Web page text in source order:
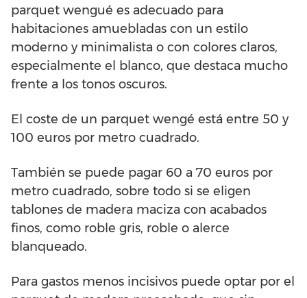
parquet wengué es adecuado para
habitaciones amuebladas con un estilo
moderno y minimalista o con colores claros,
especialmente el blanco, que destaca mucho
frente a los tonos oscuros.
El coste de un parquet wengé está entre 50 y
100 euros por metro cuadrado.
También se puede pagar 60 a 70 euros por
metro cuadrado, sobre todo si se eligen
tablones de madera maciza con acabados
finos, como roble gris, roble o alerce
blanqueado.
Para gastos menos incisivos puede optar por el